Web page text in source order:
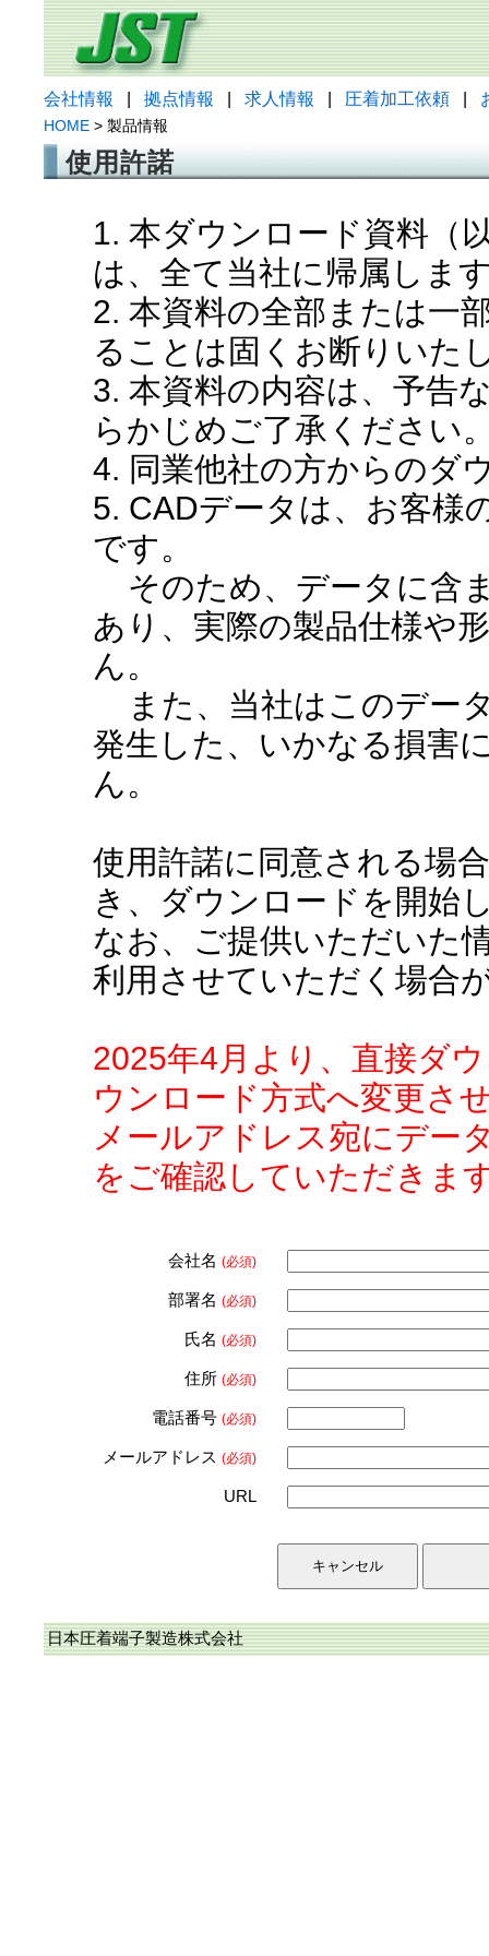
会社情報 拠点情報 求人情報 圧着加工依頼
HOME > 製品情報
使用許諾
1. 本ダウンロード資料（
は、全て当社に帰属しま
2. 本資料の全部または一
ることは固くお断りいた
3. 本資料の内容は、予告
らかじめご了承ください
4. 同業他社の方からのダ
5. CADデータは、お客様
です。
そのため、データに含
あり、実際の製品仕様や
ん。
また、当社はこのデー
発生した、いかなる損害
ん。
使用許諾に同意される場
き、ダウンロードを開始
なお、ご提供いただいた
利用させていただく場合
2025年4月より、直接ダ
ウンロード方式へ変更さ
メールアドレス宛にデー
をご確認していただきま
会社名 (必須)
部署名 (必須)
氏名 (必須)
住所 (必須)
電話番号 (必須)
メールアドレス (必須)
URL
日本圧着端子製造株式会社